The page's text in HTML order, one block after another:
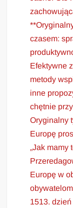
czasem:
Efektywne
metody
inne
chętnie
Oryginalny
Europę
„Jak mamy
Europę w
1513.